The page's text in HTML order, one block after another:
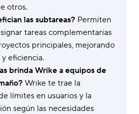
otros.
las subtareas? Permiten
tareas complementarias
principales, mejorando
eficiencia.
brinda Wrike a equipos de
Wrike te trae la
límites en usuarios y la
según las necesidades